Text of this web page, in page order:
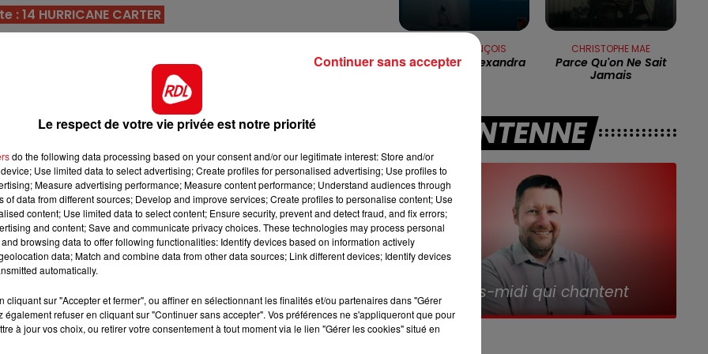
7h00 - 10h00
RDL & VOUS
14 HURRICANE CARTER
fois pour 17 victoires et 5 places et va etre déférré des
à l'effort, il peut aller jusqu'au bout.
rente. Il trouve ici un engagement sur mesure
finir dans le jumelé gagnant.
Cornulier, il alterne le trot monté et le trot attelé avec
une chance de participer activement à l'arrivée.
et janvier invaincu en 6 tentatives, puis vient de faire
nus aujourd'hui, c'est une chance pour les places.
dans les quintés sur 1 victoire et 1 seconde place. Sur
cette fois-ci un accessit.
elle posséde plus de qualité que certains. Avec un
chèrement sa chance.
perdre à Langon avec E.Raffin qui s'entend à merveille
ici plus relevé.
CLAUDE FRANÇOIS
Alexandrie Alexandra
CHRISTOPHE MAE
Parce Qu'on Ne Sait
Jamais
A L'ANTENNE
RDL & VOUS Les Après-midi qui chantent
Le respect de votre vie privée est notre priorité
do the following data processing based on your consent and/or our legitimate interest: Store and/or
Use limited data to select advertising; Create profiles for personalised advertising; Use profiles to
Measure advertising performance; Measure content performance; Understand audiences through
of data from different sources; Develop and improve services; Create profiles to personalise content; Use
content; Use limited data to select content; Ensure security, prevent and detect fraud, and fix errors;
and content; Save and communicate privacy choices. These technologies may process personal
browsing data to offer following functionalities: Identify devices based on information actively
data; Match and combine data from other data sources; Link different devices; Identify devices
automatically.
cliquant sur "Accepter et fermer", ou affiner en sélectionnant les finalités et/ou partenaires dans "Gérer
également refuser en cliquant sur "Continuer sans accepter". Vos préférences ne s'appliqueront que pour
à jour vos choix, ou retirer votre consentement à tout moment via le lien "Gérer les cookies" situé en
Continuer sans accepter